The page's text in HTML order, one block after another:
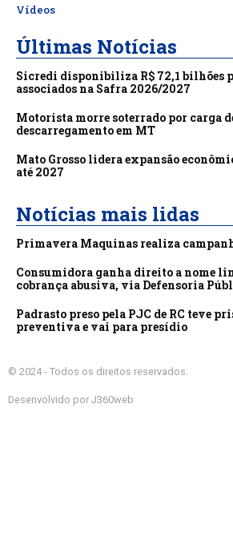
Vídeos
Últimas Notícias
Sicredi disponibiliza R$ 72,1 bilhões
associados na Safra 2026/2027
Motorista morre soterrado por carga
descarregamento em MT
Mato Grosso lidera expansão
até 2027
Notícias mais lidas
Primavera Maquinas realiza
Consumidora ganha direito a nome
cobrança abusiva, via Defensoria
Padrasto preso pela PJC de RC teve
preventiva e vai para presídio
© 2024 - Todos os direitos reservados.
Desenvolvido por J360web